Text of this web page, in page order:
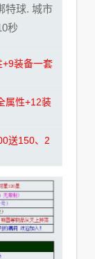
特球. 城市
秒
装备一套
属性+12装
送150、2